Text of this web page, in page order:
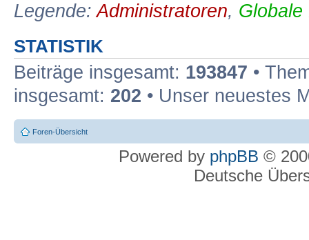
Legende:Administratoren, Globale
STATISTIK
Beiträge insgesamt: 193847 •
insgesamt: 202 • Unser neuestes
Foren-Übersicht
Powered by phpBB ©
Deutsche